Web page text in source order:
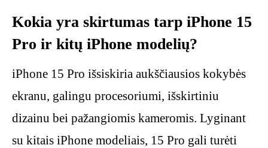
Kokia yra skirtumas tarp iPhone 15
Pro ir kitų iPhone modelių?
iPhone 15 Pro išsiskiria aukščiausios kokybės
ekranu, galingu procesoriumi, išskirtiniu
dizainu bei pažangiomis kameromis. Lyginant
su kitais iPhone modeliais, 15 Pro gali turėti